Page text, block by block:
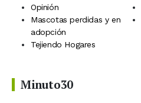
Opinión
Mascotas perdidas y en
adopción
Tejiendo Hogares
Minuto30